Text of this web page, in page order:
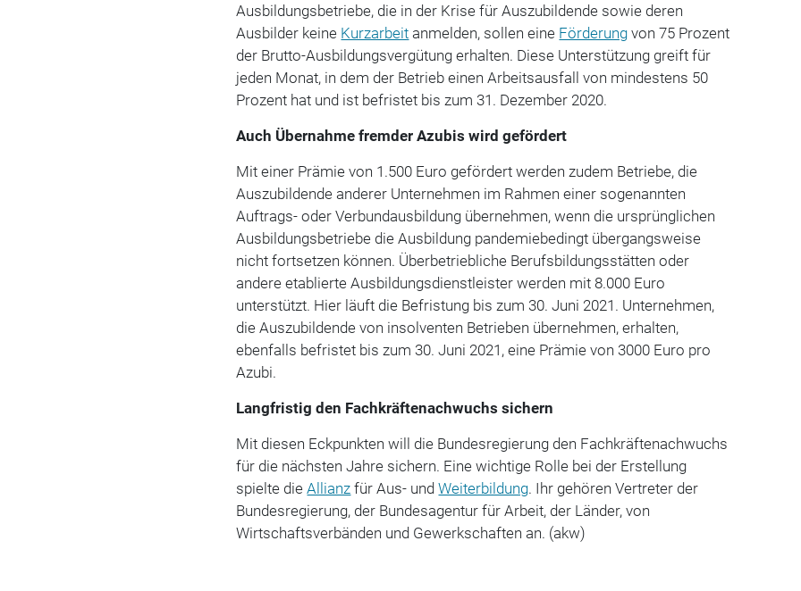
Ausbildungsbetriebe, die in der Krise für Auszubildende sowie deren
Ausbilder keine Kurzarbeit anmelden, sollen eine Förderung von 75 Prozent
der Brutto-Ausbildungsvergütung erhalten. Diese Unterstützung greift für
jeden Monat, in dem der Betrieb einen Arbeitsausfall von mindestens 50
Prozent hat und ist befristet bis zum 31. Dezember 2020.
Auch Übernahme fremder Azubis wird gefördert
Mit einer Prämie von 1.500 Euro gefördert werden zudem Betriebe, die
Auszubildende anderer Unternehmen im Rahmen einer sogenannten
Auftrags- oder Verbundausbildung übernehmen, wenn die ursprünglichen
Ausbildungsbetriebe die Ausbildung pandemiebedingt übergangsweise
nicht fortsetzen können. Überbetriebliche Berufsbildungsstätten oder
andere etablierte Ausbildungsdienstleister werden mit 8.000 Euro
unterstützt. Hier läuft die Befristung bis zum 30. Juni 2021. Unternehmen,
die Auszubildende von insolventen Betrieben übernehmen, erhalten,
ebenfalls befristet bis zum 30. Juni 2021, eine Prämie von 3000 Euro pro
Azubi.
Langfristig den Fachkräftenachwuchs sichern
Mit diesen Eckpunkten will die Bundesregierung den Fachkräftenachwuchs
für die nächsten Jahre sichern. Eine wichtige Rolle bei der Erstellung
spielte dieAllianz für Aus- undWeiterbildung. Ihr gehören Vertreter der
Bundesregierung, der Bundesagentur für Arbeit, der Länder, von
Wirtschaftsverbänden und Gewerkschaften an. (akw)